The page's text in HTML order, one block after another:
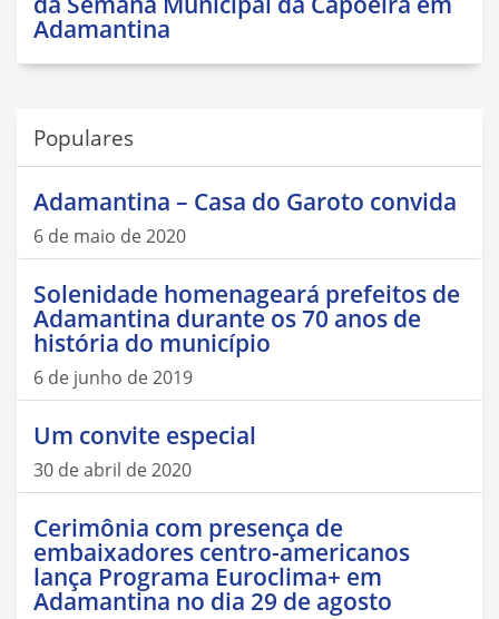
Adamantina
Populares
Adamantina – Casa do Garoto convida
6 de maio de 2020
Solenidade homenageará prefeitos de
Adamantina durante os 70 anos de
história do município
6 de junho de 2019
Um convite especial
30 de abril de 2020
Cerimônia com presença de
embaixadores centro-americanos
lança Programa Euroclima+ em
Adamantina no dia 29 de agosto